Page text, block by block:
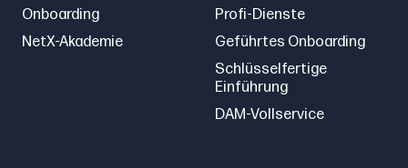
Onboarding
NetX-Akademie
Profi-Dienste
Geführtes Onboarding
Schlüsselfertige
Einführung
DAM-Vollservice